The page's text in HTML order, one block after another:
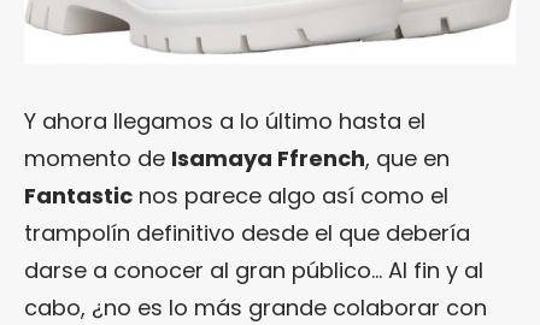
Y ahora llegamos a lo último hasta el
momento de Isamaya Ffrench, que en
Fantastic nos parece algo así como el
trampolín definitivo desde el que debería
darse a conocer al gran público… Al fin y al
cabo, ¿no es lo más grande colaborar con